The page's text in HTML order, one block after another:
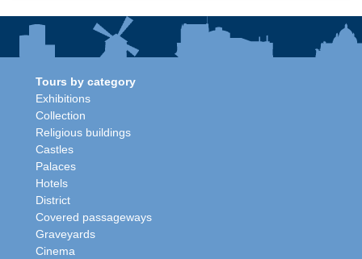
Tours by category
Exhibitions
Collection
Religious buildings
Castles
Palaces
Hotels
District
Covered passageways
Graveyards
Cinema